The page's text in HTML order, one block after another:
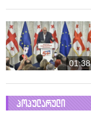
01:38
პოპულარული